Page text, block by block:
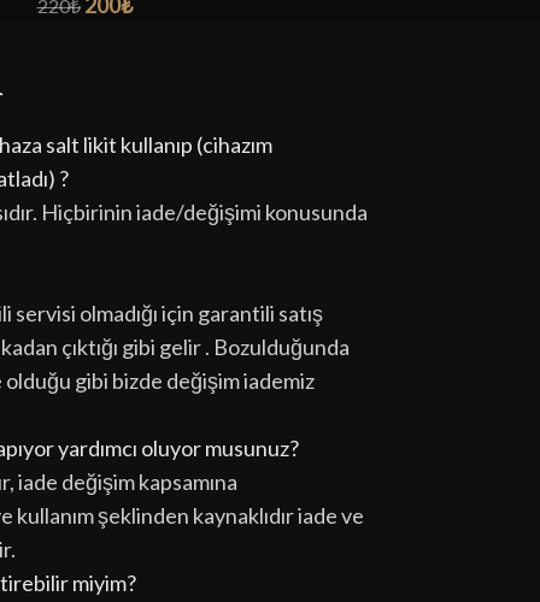
220₺
salt likit kullanıp (cihazım
?
Hiçbirinin iade/değişimi konusunda
servisi olmadığı için garantili satış
çıktığı gibi gelir . Bozulduğunda
olduğu gibi bizde değişim iademiz
yardımcı oluyor musunuz?
iade değişim kapsamına
kullanım şeklinden kaynaklıdır iade ve
miyim?